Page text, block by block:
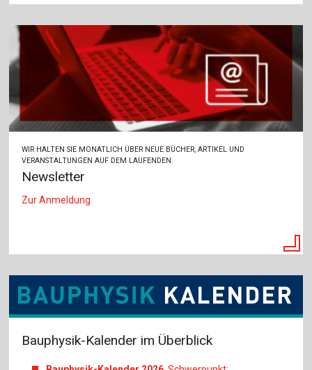
WIR HALTEN SIE MONATLICH ÜBER NEUE BÜCHER, ARTIKEL UND
VERANSTALTUNGEN AUF DEM LAUFENDEN.
Newsletter
Zur Anmeldung
Bauphysik-Kalender im Überblick